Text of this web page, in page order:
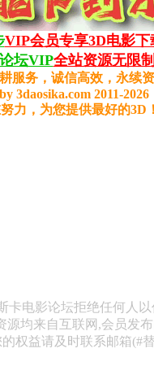
VIP会员专享3D电影下
坛VIP全站资源无限
服务，诚信高效，永续
3daosika.com 2011-2026
力，为您提供最好的3D！
卡电影论坛拒绝任何人
源均来自互联网,会员发
权益请及时联系邮箱(#